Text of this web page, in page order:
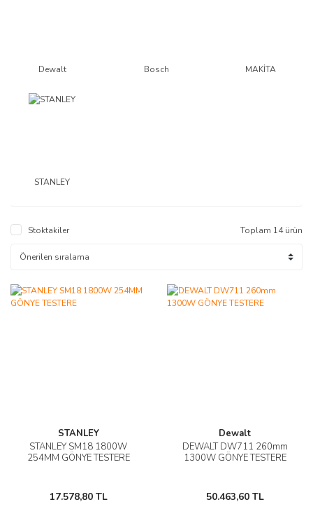
Dewalt Bosch MAKİTA
STANLEY
Stoktakiler Toplam 14 ürün
STANLEY
STANLEY SM18 1800W
254MM GÖNYE TESTERE
17.578,80 TL
Dewalt
DEWALT DW711 260mm
1300W GÖNYE TESTERE
50.463,60 TL